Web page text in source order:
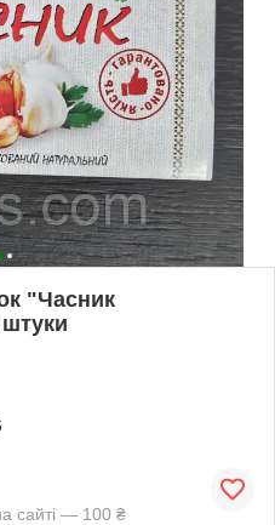
"Часник
сайті — 100 ₴